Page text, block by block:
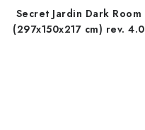
Secret Jardin Dark Room
(297x150x217 cm) rev. 4.0